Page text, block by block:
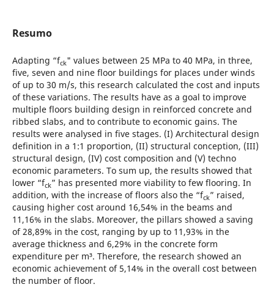
Resumo
Adapting “fck" values between 25 MPa to 40 MPa, in three,
five, seven and nine floor buildings for places under winds
of up to 30 m/s, this research calculated the cost and inputs
of these variations. The results have as a goal to improve
multiple floors building design in reinforced concrete and
ribbed slabs, and to contribute to economic gains. The
results were analysed in five stages. (I) Architectural design
definition in a 1:1 proportion, (II) structural conception, (III)
structural design, (IV) cost composition and (V) techno
economic parameters. To sum up, the results showed that
lower “fck” has presented more viability to few flooring. In
addition, with the increase of floors also the “fck” raised,
causing higher cost around 16,54% in the beams and
11,16% in the slabs. Moreover, the pillars showed a saving
of 28,89% in the cost, ranging by up to 11,93% in the
average thickness and 6,29% in the concrete form
expenditure per m³. Therefore, the research showed an
economic achievement of 5,14% in the overall cost between
the number of floor.